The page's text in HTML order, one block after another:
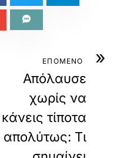
»
ΕΠΟΜΕΝΟ
Απόλαυσε
χωρίς να
κάνεις τίποτα
απολύτως: Τι